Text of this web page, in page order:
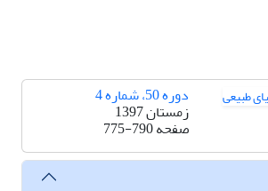
دوره 50، شماره 4
زمستان 1397
صفحه775-790